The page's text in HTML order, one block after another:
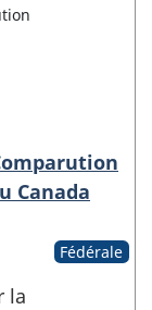
Canada
Fédérale
la